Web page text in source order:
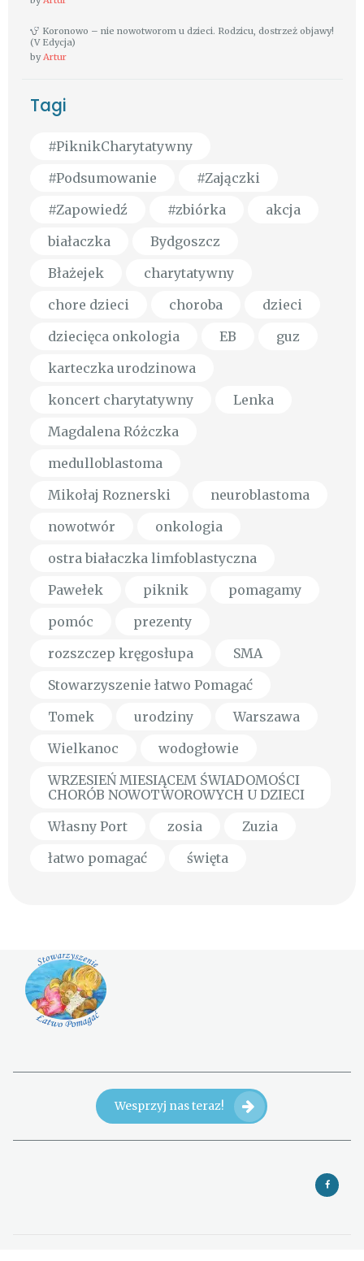
Koronowo – nie nowotworom u dzieci. Rodzicu, dostrzeż objawy!
(V Edycja)
byArtur
Tagi
#PiknikCharytatywny
#Podsumowanie
#Zajączki
#Zapowiedź
#zbiórka
akcja
białaczka
Bydgoszcz
Błażejek
charytatywny
chore dzieci
choroba
dzieci
dziecięca onkologia
EB
guz
karteczka urodzinowa
koncert charytatywny
Lenka
Magdalena Różczka
medulloblastoma
Mikołaj Roznerski
neuroblastoma
nowotwór
onkologia
ostra białaczka limfoblastyczna
Pawełek
piknik
pomagamy
pomóc
prezenty
rozszczep kręgosłupa
SMA
Stowarzyszenie łatwo Pomagać
Tomek
urodziny
Warszawa
Wielkanoc
wodogłowie
WRZESIEŃ MIESIĄCEM ŚWIADOMOŚCI
CHORÓB NOWOTWOROWYCH U DZIECI
Własny Port
zosia
Zuzia
łatwo pomagać
święta
Wesprzyj nas teraz!